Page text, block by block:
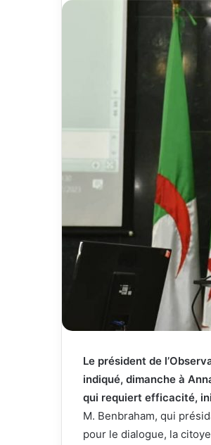
Le président de
indiqué, dimanche à
qui requiert efficacité,
M. Benbraham, qui
pour le dialogue, la